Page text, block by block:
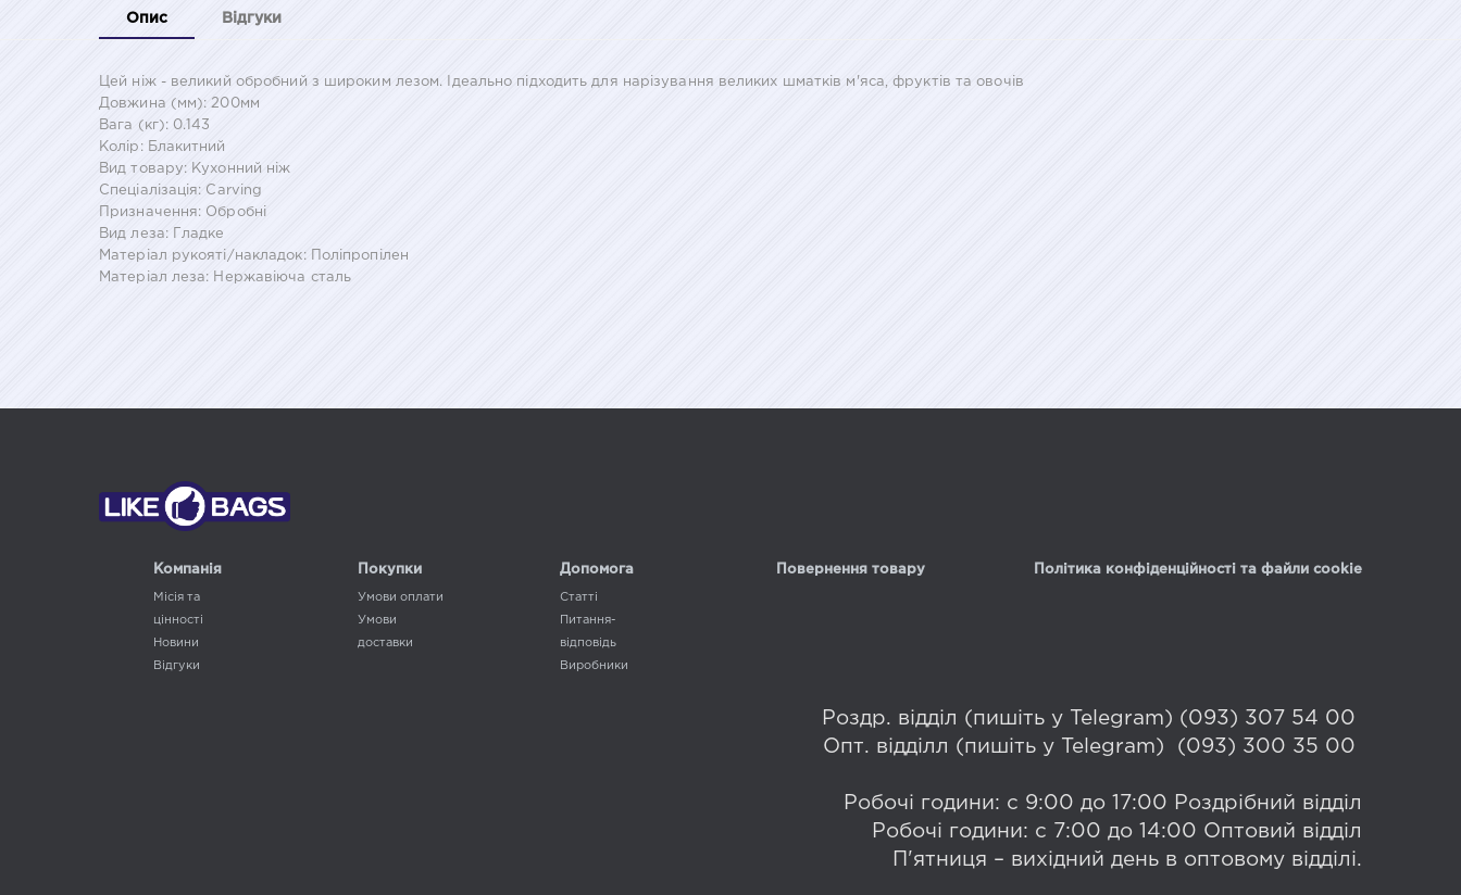
Опис Відгуки
Цей ніж - великий обробний з широким лезом. Ідеально підходить для нарізування великих шматків м'яса, фруктів та овочів
Довжина (мм): 200мм
Вага (кг): 0.143
Колір: Блакитний
Вид товару: Кухонний ніж
Спеціалізація: Carving
Призначення: Обробні
Вид леза: Гладке
Матеріал рукояті/накладок: Поліпропілен
Матеріал леза: Нержавіюча сталь
Компанія
Місія та
цінності
Новини
Відгуки
Покупки
Умови оплати
Умови
доставки
Допомога
Статті
Питання-
відповідь
Виробники
Повернення товару Політика конфіденційності та файли cookie
Роздр. відділ (пишіть у Telegram) (093) 307 54 00
Опт. відділл (пишіть у Telegram) (093) 300 35 00
Робочі години: с 9:00 до 17:00 Роздрібний відділ
Робочі години: с 7:00 до 14:00 Оптовий відділ
П'ятниця – вихідний день в оптовому відділі.